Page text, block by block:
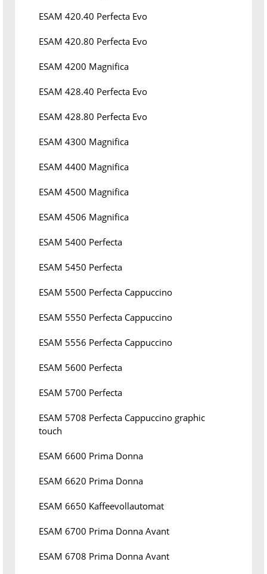
ESAM 420.40 Perfecta Evo
ESAM 420.80 Perfecta Evo
ESAM 4200 Magnifica
ESAM 428.40 Perfecta Evo
ESAM 428.80 Perfecta Evo
ESAM 4300 Magnifica
ESAM 4400 Magnifica
ESAM 4500 Magnifica
ESAM 4506 Magnifica
ESAM 5400 Perfecta
ESAM 5450 Perfecta
ESAM 5500 Perfecta Cappuccino
ESAM 5550 Perfecta Cappuccino
ESAM 5556 Perfecta Cappuccino
ESAM 5600 Perfecta
ESAM 5700 Perfecta
ESAM 5708 Perfecta Cappuccino graphic
touch
ESAM 6600 Prima Donna
ESAM 6620 Prima Donna
ESAM 6650 Kaffeevollautomat
ESAM 6700 Prima Donna Avant
ESAM 6708 Prima Donna Avant